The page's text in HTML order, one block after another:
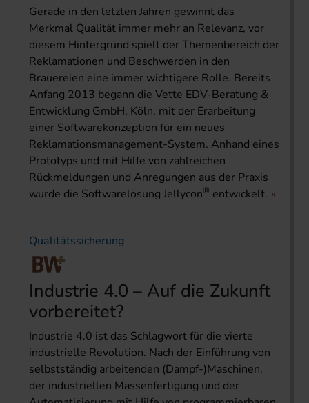
Gerade in den letzten Jahren gewinnt das
Merkmal Qualität immer mehr an Relevanz, vor
diesem Hintergrund spielt der Themenbereich der
Reklamationen und Beschwerden in den
Brauereien eine immer wichtigere Rolle. Bereits
Anfang 2013 begann die Vette EDV-Beratung &
Entwicklung GmbH, Köln, mit der Erarbeitung
einer Softwarekonzeption für ein neues
Reklamationsmanagement-System. Anhand eines
Prototyps und mit Hilfe von zahlreichen
Rückmeldungen und Anregungen aus der Praxis
wurde die Softwarelösung Jellycon® entwickelt.
Qualitätssicherung
Industrie 4.0 – Auf die Zukunft
vorbereitet?
Industrie 4.0 ist das Schlagwort für die vierte
industrielle Revolution. Nach der Einführung von
selbstständig arbeitenden (Dampf-)Maschinen,
der industriellen Massenfertigung und der